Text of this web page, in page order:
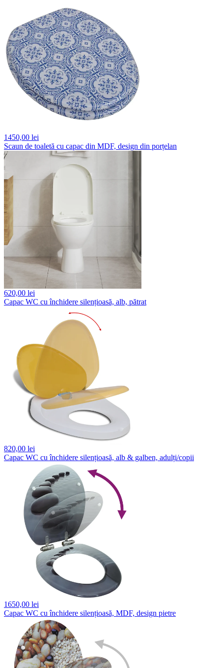
1450,00 lei
Scaun de toaletă cu capac din MDF, design din porțelan
620,00 lei
Capac WC cu închidere silențioasă, alb, pătrat
820,00 lei
Capac WC cu închidere silențioasă, alb & galben, adulți/copii
1650,00 lei
Capac WC cu închidere silențioasă, MDF, design pietre